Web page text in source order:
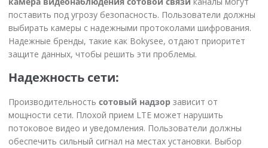
поставить под угрозу безопасность. Пользователи должны
выбирать камеры с надежными протоколами шифрования.
Надежные бренды, такие как Bokysee, отдают приоритет
защите данных, чтобы решить эти проблемы.
Надежность сети:
Производительность сотовый надзор зависит от
мощности сети. Плохой прием LTE может нарушить
потоковое видео и уведомления. Пользователи должны
обеспечить сильный сигнал на местах установки. Выбор